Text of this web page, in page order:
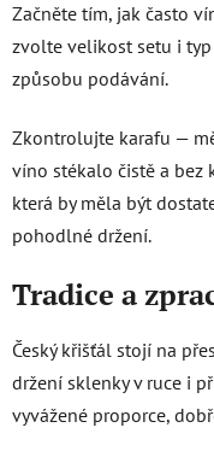
Začněte tím, jak často
zvolte velikost setu i
způsobu podávání.
Zkontrolujte karafu —
víno stékalo čistě a bez
která by měla být
pohodlné držení.
Tradice a
Český křišťál stojí na
držení sklenky v ruce i
vyvážené proporce,